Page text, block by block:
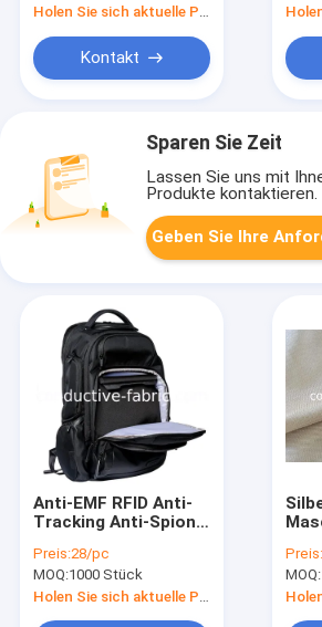
Holen Sie sich aktuelle Preis
Kontakt
Sparen Sie Zeit
Lassen Sie uns mit
Produkte kontaktieren.
Geben Sie Ihre
Anti-EMF RFID Anti-
Tracking Anti-Spion
Laptop Rucksack
Tasche
Preis:28/pc
MOQ:1000 Stück
MOQ: